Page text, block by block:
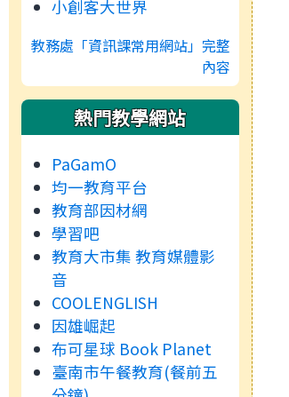
小創客大世界
教務處「資訊課常用網站」完整
內容
熱門教學網站
PaGamO
均一教育平台
教育部因材網
學習吧
教育大市集 教育媒體影
音
COOLENGLISH
因雄崛起
布可星球 Book Planet
臺南市午餐教育(餐前五